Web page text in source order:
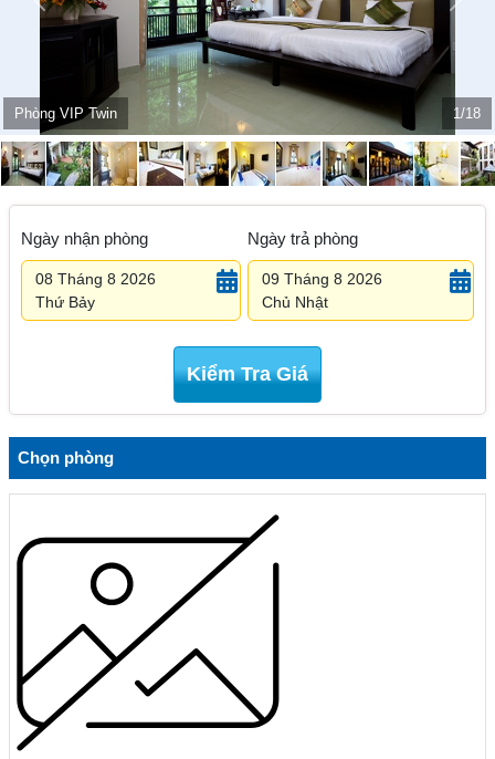
Phòng VIP Twin 1/18
Previous
Ngày nhận phòng
08 Tháng 8 2026
Thứ Bảy
Ngày trả phòng
09 Tháng 8 2026
Chủ Nhật
Kiểm Tra Giá
Chọn phòng